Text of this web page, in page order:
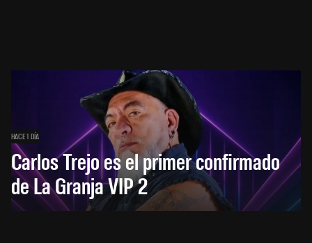
HACE 1 DÍA
Carlos Trejo es el primer confirmado
de La Granja VIP 2